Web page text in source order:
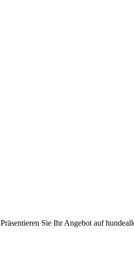
Präsentieren Sie Ihr Angebot auf